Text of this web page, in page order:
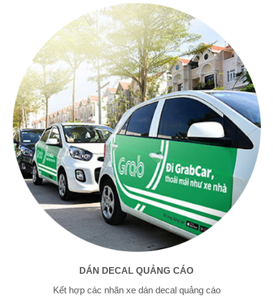
DÁN DECAL QUẢNG CÁO
Kết hợp các nhãn xe dán decal quảng cáo